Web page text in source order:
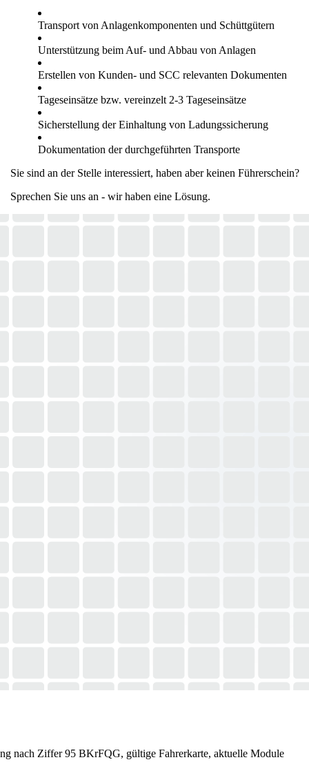
Transport von Anlagenkomponenten und Schüttgütern
Unterstützung beim Auf- und Abbau von Anlagen
Erstellen von Kunden- und SCC relevanten Dokumenten
Tageseinsätze bzw. vereinzelt 2-3 Tageseinsätze
Sicherstellung der Einhaltung von Ladungssicherung
Dokumentation der durchgeführten Transporte
Sie sind an der Stelle interessiert, haben aber keinen Führerschein?
Sprechen Sie uns an - wir haben eine Lösung.
nach Ziffer 95 BKrFQG, gültige Fahrerkarte, aktuelle Module